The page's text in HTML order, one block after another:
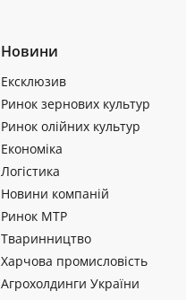
Новини
Ексклюзив
Ринок зернових культур
Ринок олійних культур
Економіка
Логістика
Новини компаній
Ринок МТР
Тваринництво
Харчова промисловість
Агрохолдинги України